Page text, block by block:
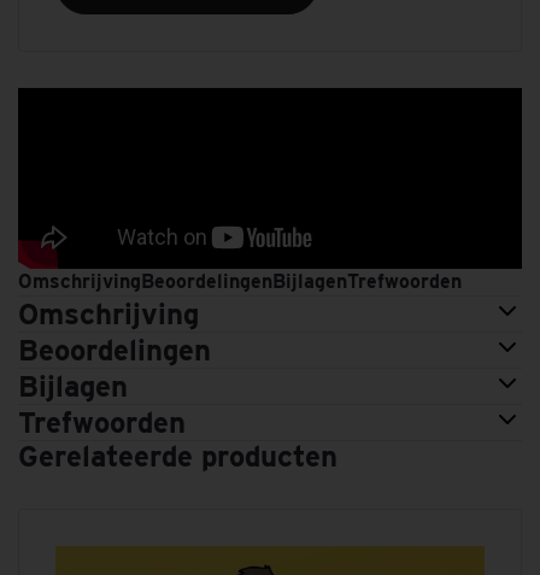
Omschrijving Beoordelingen BijlagenTrefwoorden
Omschrijving
Beoordelingen
Bijlagen
Trefwoorden
Gerelateerde producten